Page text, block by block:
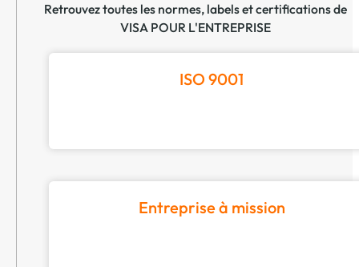
Retrouvez toutes les normes, labels et certifications de
VISA POUR L'ENTREPRISE
ISO 9001
Entreprise à mission